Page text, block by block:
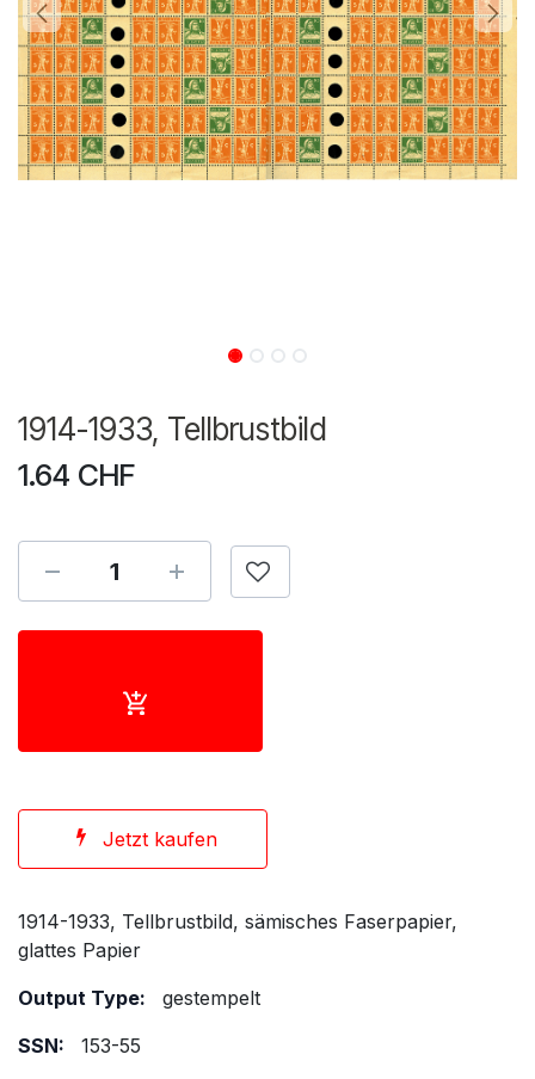
1914-1933, Tellbrustbild
1.64 CHF
Jetzt kaufen
1914-1933, Tellbrustbild, sämisches Faserpapier,
glattes Papier
Output Type:
gestempelt
SSN:
153-55